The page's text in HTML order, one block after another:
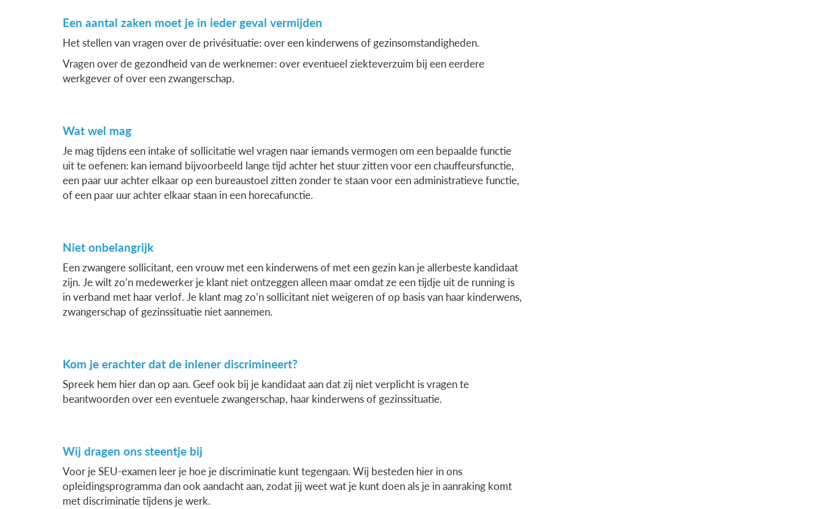
Een aantal zaken moet je in ieder geval vermijden
Het stellen van vragen over de privésituatie: over een kinderwens of gezinsomstandigheden.
Vragen over de gezondheid van de werknemer: over eventueel ziekteverzuim bij een eerdere
werkgever of over een zwangerschap.
Wat wel mag
Je mag tijdens een intake of sollicitatie wel vragen naar iemands vermogen om een bepaalde functie
uit te oefenen: kan iemand bijvoorbeeld lange tijd achter het stuur zitten voor een chauffeursfunctie,
een paar uur achter elkaar op een bureaustoel zitten zonder te staan voor een administratieve functie,
of een paar uur achter elkaar staan in een horecafunctie.
Niet onbelangrijk
Een zwangere sollicitant, een vrouw met een kinderwens of met een gezin kan je allerbeste kandidaat
zijn. Je wilt zo’n medewerker je klant niet ontzeggen alleen maar omdat ze een tijdje uit de running is
in verband met haar verlof. Je klant mag zo’n sollicitant niet weigeren of op basis van haar kinderwens,
zwangerschap of gezinssituatie niet aannemen.
Kom je erachter dat de inlener discrimineert?
Spreek hem hier dan op aan. Geef ook bij je kandidaat aan dat zij niet verplicht is vragen te
beantwoorden over een eventuele zwangerschap, haar kinderwens of gezinssituatie.
Wij dragen ons steentje bij
Voor je SEU-examen leer je hoe je discriminatie kunt tegengaan. Wij besteden hier in ons
opleidingsprogramma dan ook aandacht aan, zodat jij weet wat je kunt doen als je in aanraking komt
met discriminatie tijdens je werk.